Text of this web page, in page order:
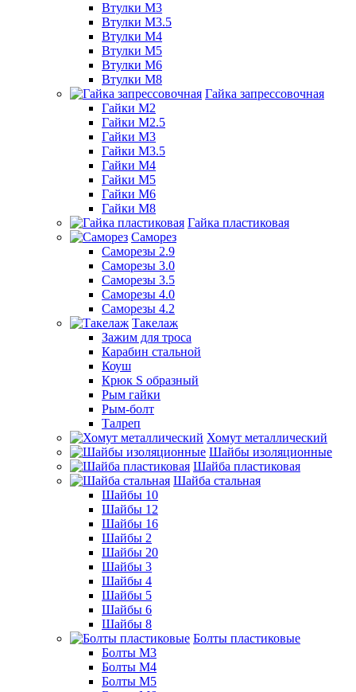
Втулки М3
Втулки М3.5
Втулки М4
Втулки М5
Втулки М6
Втулки М8
Гайка запрессовочная
Гайки М2
Гайки М2.5
Гайки М3
Гайки М3.5
Гайки М4
Гайки М5
Гайки М6
Гайки М8
Гайка пластиковая
Саморез
Саморезы 2.9
Саморезы 3.0
Саморезы 3.5
Саморезы 4.0
Саморезы 4.2
Такелаж
Зажим для троса
Карабин стальной
Коуш
Крюк S образный
Рым гайки
Рым-болт
Талреп
Хомут металлический
Шайбы изоляционные
Шайба пластиковая
Шайба стальная
Шайбы 10
Шайбы 12
Шайбы 16
Шайбы 2
Шайбы 20
Шайбы 3
Шайбы 4
Шайбы 5
Шайбы 6
Шайбы 8
Болты пластиковые
Болты М3
Болты М4
Болты М5